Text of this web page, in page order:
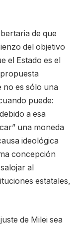
de que
del objetivo
el Estado es el
no es sólo una
puede:
a esa
una moneda
ideológica
concepción
al
estatales,
de Milei sea